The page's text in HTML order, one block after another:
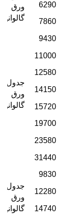
ورق
جدول
ورق
جدول
ورق
6290
7860
9430
11000
12580
14150
15720
19700
23580
31440
9830
12280
14740